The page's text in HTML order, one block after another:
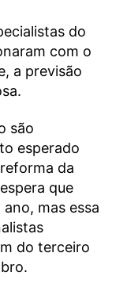
do
com o
a previsão
são
esperado
da
que
mas essa
do terceiro